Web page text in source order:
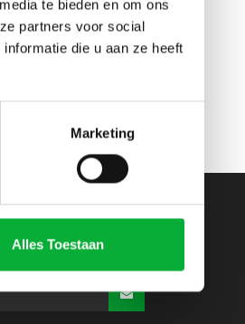
te bieden en om ons
partners voor social
die u aan ze heeft
Marketing
Alles Toestaan